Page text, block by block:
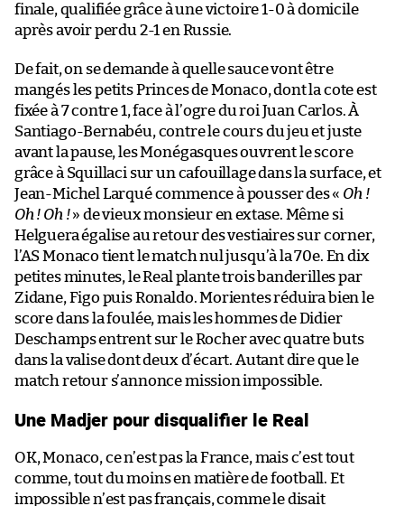
finale, qualifiée grâce à une victoire 1-0 à domicile
après avoir perdu 2-1 en Russie.
De fait, on se demande à quelle sauce vont être
mangés les petits Princes de Monaco, dont la cote est
fixée à 7 contre 1, face à l’ogre du roi Juan Carlos. À
Santiago-Bernabéu, contre le cours du jeu et juste
avant la pause, les Monégasques ouvrent le score
grâce à Squillaci sur un cafouillage dans la surface, et
Jean-Michel Larqué commence à pousser des « Oh !
Oh ! Oh !» de vieux monsieur en extase. Même si
Helguera égalise au retour des vestiaires sur corner,
l’AS Monaco tient le match nul jusqu’à la 70e. En dix
petites minutes, le Real plante trois banderilles par
Zidane, Figo puis Ronaldo. Morientes réduira bien le
score dans la foulée, mais les hommes de Didier
Deschamps entrent sur le Rocher avec quatre buts
dans la valise dont deux d’écart. Autant dire que le
match retour s’annonce mission impossible.
Une Madjer pour disqualifier le Real
OK, Monaco, ce n’est pas la France, mais c’est tout
comme, tout du moins en matière de football. Et
impossible n’est pas français, comme le disait